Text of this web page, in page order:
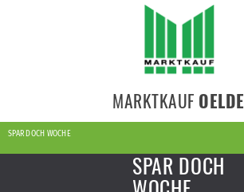
MARKTKAUF OELDE
SPAR DOCH WOCHE
SPAR DOCH